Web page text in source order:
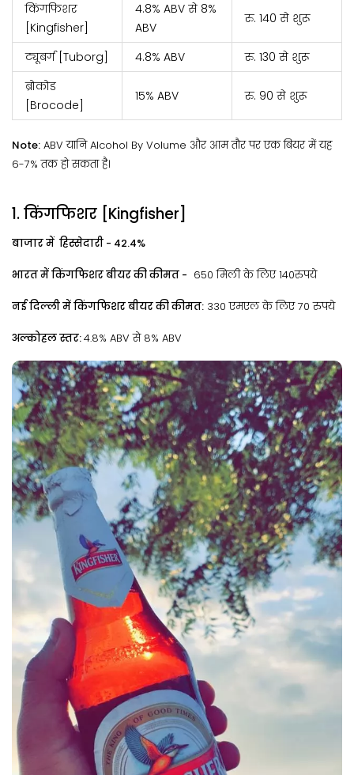
किंगफिशर
[Kingfisher]
4.8% ABV से 8%
ABV
रु. 140 से शुरू
ट्यूबर्ग [Tuborg] 4.8% ABV
रु. 130 से शुरू
ब्रोकोड
[Brocode]
15% ABV रु. 90 से शुरू
Note: ABV यानि Alcohol By Volume और आम तौर पर एक बियर में यह
6-7% तक हो सकता है।
1. किंगफिशर [Kingfisher]
बाजार में हिस्सेदारी - 42.4%
भारत में किंगफिशर बीयर की कीमत - 650 मिली के लिए 140रुपये
नई दिल्ली में किंगफिशर बीयर की कीमत: 330 एमएल के लिए 70 रुपये
अल्कोहल स्तर:4.8% ABV से 8% ABV